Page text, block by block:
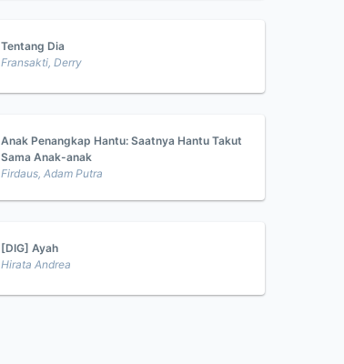
Tentang Dia
Fransakti, Derry
Anak Penangkap Hantu: Saatnya Hantu Takut
Sama Anak-anak
Firdaus, Adam Putra
[DIG] Ayah
Hirata Andrea